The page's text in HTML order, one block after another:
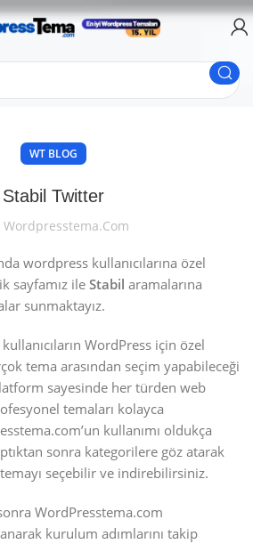
WT BLOG
Stabil Twitter
Wordpresstema.com
wordpress kullanıcılarına özel
sayfamız ile Stabil aramalarına
sunmaktayız.
WordPress için özel
tema arasından seçim yapabileceği
sayesinde her türden web
temaları kolayca
kullanımı oldukça
sonra kategorilere göz atarak
seçebilir ve indirebilirsiniz.
WordPresstema.com
kurulum adımlarını takip